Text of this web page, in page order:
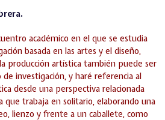
académico en el que se estudia
basada en las artes y el diseño,
producción artística también puede ser
investigación, y haré referencia al
desde una perspectiva relacionada
que trabaja en solitario, elaborando una
lienzo y frente a un caballete, como